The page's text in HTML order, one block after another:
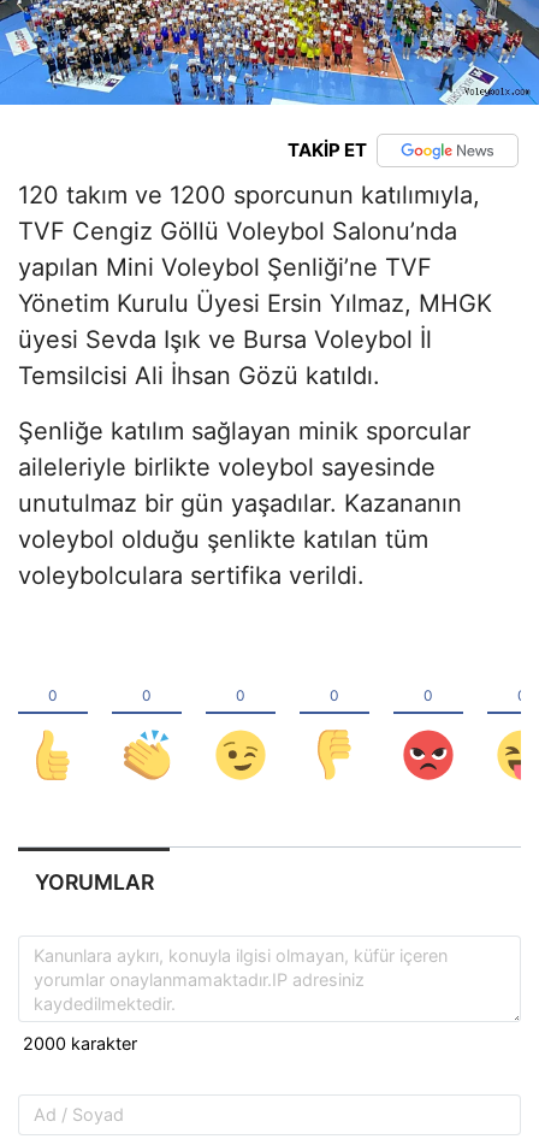
TAKİP ET
120 takım ve 1200 sporcunun katılımıyla,
TVF Cengiz Göllü Voleybol Salonu’nda
yapılan Mini Voleybol Şenliği’ne TVF
Yönetim Kurulu Üyesi Ersin Yılmaz, MHGK
üyesi Sevda Işık ve Bursa Voleybol İl
Temsilcisi Ali İhsan Gözü katıldı.
Şenliğe katılım sağlayan minik sporcular
aileleriyle birlikte voleybol sayesinde
unutulmaz bir gün yaşadılar. Kazananın
voleybol olduğu şenlikte katılan tüm
voleybolculara sertifika verildi.
YORUMLAR